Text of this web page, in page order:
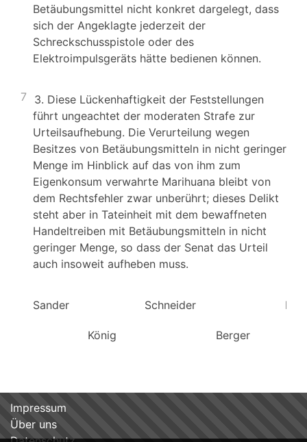
Betäubungsmittel nicht konkret dargelegt, dass
sich der Angeklagte jederzeit der
Schreckschusspistole oder des
Elektroimpulsgeräts hätte bedienen können.
7
3. Diese Lückenhaftigkeit der Feststellungen
führt ungeachtet der moderaten Strafe zur
Urteilsaufhebung. Die Verurteilung wegen
Besitzes von Betäubungsmitteln in nicht geringer
Menge im Hinblick auf das von ihm zum
Eigenkonsum verwahrte Marihuana bleibt von
dem Rechtsfehler zwar unberührt; dieses Delikt
steht aber in Tateinheit mit dem bewaffneten
Handeltreiben mit Betäubungsmitteln in nicht
geringer Menge, so dass der Senat das Urteil
auch insoweit aufheben muss.
Sander Schneider
König Berger
Impressum
Über uns